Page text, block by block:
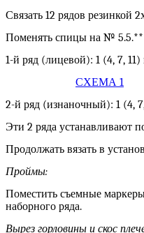
Связать 12 рядов резинкой
Поменять спицы на № 5.5.**
1-й ряд (лицевой): 1 (4, 7,
СХЕМА 1
2-й ряд (изнаночный): 1 (4,
Эти 2 ряда устанавливают
Продолжать вязать в
Проймы:
Поместить съемные
наборного ряда.
Вырез горловины и скос